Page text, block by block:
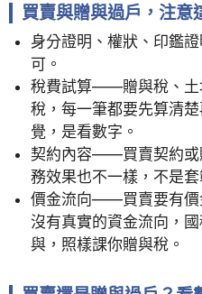
買賣與贈與過戶，注意
身分證明、權狀、印鑑
可。
稅費試算——贈與稅、土
稅，每一筆都要先算清
覺，是看數字。
契約內容——買賣契約或
務效果也不一樣，不是套
價金流向——買賣要有價
沒有真實的資金流向，
與，照樣課你贈與稅。